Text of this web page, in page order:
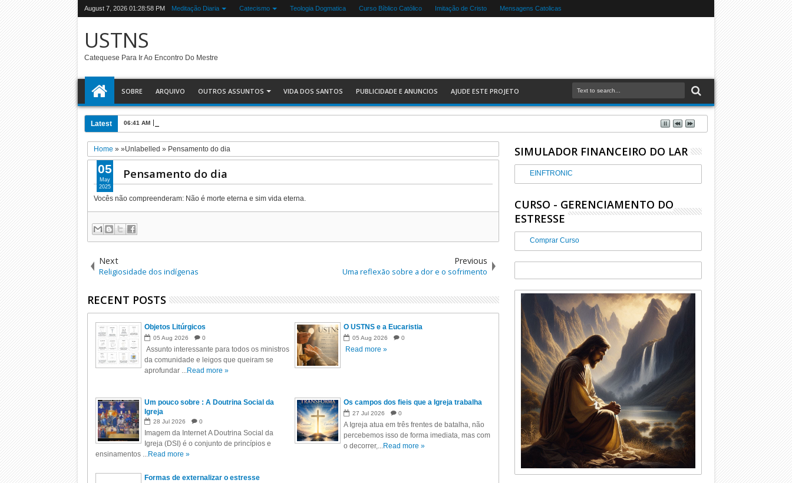
August 7, 2026 01:28:59 PM Meditação Diaria Catecismo Teologia Dogmatica Curso Bíblico Católico Imitação de Cristo Mensagens Catolicas
USTNS
Catequese Para Ir Ao Encontro Do Mestre
SOBRE ARQUIVO OUTROS ASSUNTOS VIDA DOS SANTOS PUBLICIDADE E ANUNCIOS AJUDE ESTE PROJETO
Latest 06:41 AM
Home » »Unlabelled » Pensamento do dia
Pensamento do dia
Vocês não compreenderam: Não é morte eterna e sim vida eterna.
05
May
2025
Next
Religiosidade dos indígenas
Previous
Uma reflexão sobre a dor e o sofrimento
RECENT POSTS
Objetos Litúrgicos
05 Aug 2026 0
Assunto interessante para todos os ministros
da comunidade e leigos que queiram se
aprofundar ...Read more »
O USTNS e a Eucaristia
05 Aug 2026 0
Read more »
Um pouco sobre : A Doutrina Social da
Igreja
28 Jul 2026 0
Imagem da Internet A Doutrina Social da
Igreja (DSI) é o conjunto de princípios e
ensinamentos ...Read more »
Os campos dos fieis que a Igreja trabalha
27 Jul 2026 0
A Igreja atua em três frentes de batalha, não
percebemos isso de forma imediata, mas com
o decorrer,...Read more »
Formas de externalizar o estresse
SIMULADOR FINANCEIRO DO LAR
EINFTRONIC
CURSO - GERENCIAMENTO DO
ESTRESSE
Comprar Curso